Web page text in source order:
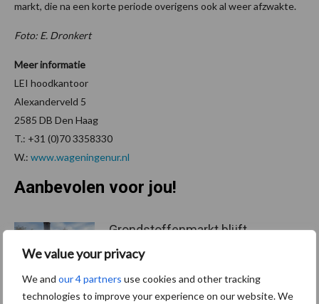
We value your privacy
We and our 4 partners use cookies and other tracking
technologies to improve your experience on our website. We
markt, die na een korte periode overigens ook al weer afzwakte.
Foto: E. Dronkert
Meer informatie
LEI hoodkantoor
Alexanderveld 5
2585 DB Den Haag
T.: +31 (0)70 3358330
W.: www.wageningenur.nl
Aanbevolen voor jou!
Grondstoffenmarkt blijft
grillig: droogte en
geopolitiek houden handel
in de greep